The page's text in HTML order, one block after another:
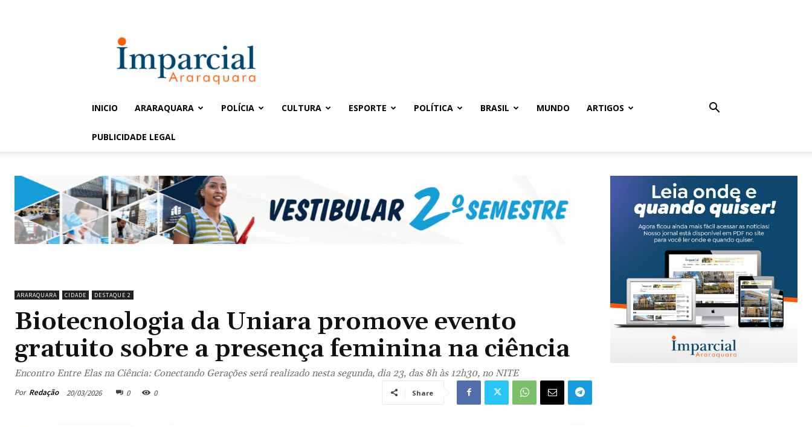
Imparcial
INICIO ARARAQUARA POLÍCIA CULTURA ESPORTE POLÍTICA BRASIL MUNDO ARTIGOS
PUBLICIDADE LEGAL
ARARAQUARA CIDADE DESTAQUE 2
Biotecnologia da Uniara promove evento
gratuito sobre a presença feminina na ciência
Encontro Entre Elas na Ciência: Conectando Gerações será realizado nesta segunda, dia 23, das 8h às 12h30, no NITE
Por Redação 20/03/2026 0 0 Share